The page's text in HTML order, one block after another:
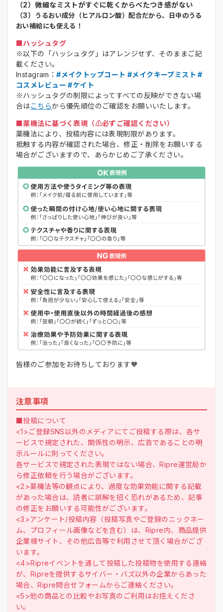
（2）微細なミストがすぐに乾くからべたつき感がない
（3）
うるおい成分（ヒアルロン酸）配合だから、日中のうる
おい補給にも使える！
■ハッシュタグ
※以下の「ハッシュタグ」はアレンジせず、そのままご記
載ください。
Instagram：#メイクトップコート #メイクキープミスト #
コスメレビュー #ケイト
※ハッシュタグの制限によってすべての反映ができない場
合はこちらから優先順位のご確認をお願いいたします。
■薬機法に基づく表現（⚠️必ずご確認ください）
薬機法により、投稿内容には表現制限があります。
抵触する内容が確認された場合、修正・削除をお願いする
場合がございますので、あらかじめご了承ください。
皆様のご参加をお待ちしております🧡
注意事項
■投稿について
<1>ご登録SNS以外のメディアにてご投稿する際は、各サ
ービスで規定された、関係性の明示、広告であることの明
示ルールに則ってください。
各サービスで規定された表現ではない場合、Ripre運営局か
ら修正依頼を行う場合がございます。
<2>薬機法等の観点により、過度な効果効能に関する記載
があった場合は、読者に誤解を招く恐れがあるため、記事
の修正をお願いする可能性がございます。
<3>アンケート/投稿内容（投稿写真やご登録のニックネー
ム、プロフィール画像などを含む）は、Ripre内、商品提供
企業様サイト、その他広告等で利用させて頂く場合がござ
います。
<4>Ripreイベントを通して投稿した投稿物を使用する連絡
が、Ripreを提供するサイバー・バズ以外の企業からあった
場合、Ripre問合せフォームからご連絡ください。
<5>他の商品との比較やお写真のご利用はお控えくださ
い。